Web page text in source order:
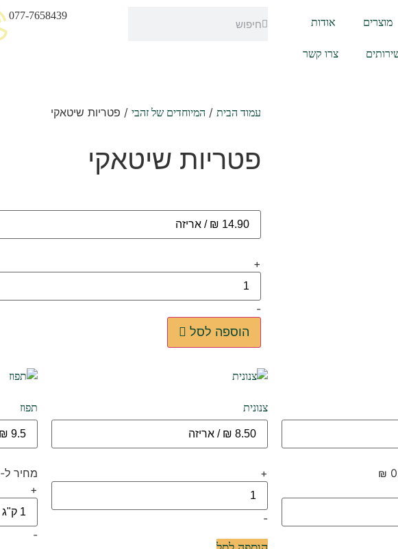
מוצרים אודות
צרו קשר
077-7658439
עמוד הבית / המיוחדים של זהבי / פטריות שיטאקי
פטריות שיטאקי
+
-
הוספה לסל
צנונית
+
-
תפוז
מחיר ל-100 גרם: 0.95 ₪
+
-